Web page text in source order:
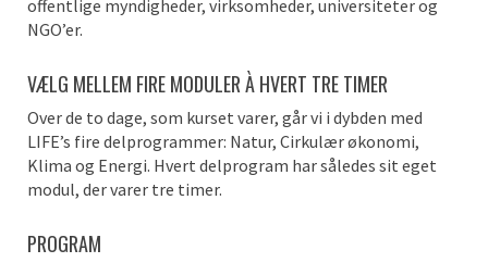
offentlige myndigheder, virksomheder, universiteter og
NGO’er.
VÆLG MELLEM FIRE MODULER À HVERT TRE TIMER
Over de to dage, som kurset varer, går vi i dybden med
LIFE’s fire delprogrammer: Natur, Cirkulær økonomi,
Klima og Energi. Hvert delprogram har således sit eget
modul, der varer tre timer.
PROGRAM